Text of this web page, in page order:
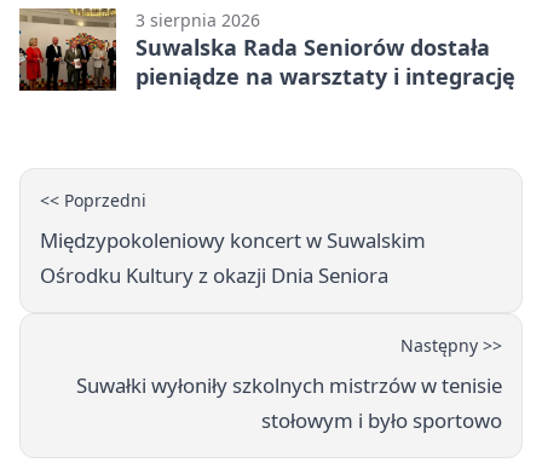
3 sierpnia 2026
Suwalska Rada Seniorów dostała
pieniądze na warsztaty i integrację
<< Poprzedni
Międzypokoleniowy koncert w Suwalskim
Ośrodku Kultury z okazji Dnia Seniora
Następny >>
Suwałki wyłoniły szkolnych mistrzów w tenisie
stołowym i było sportowo